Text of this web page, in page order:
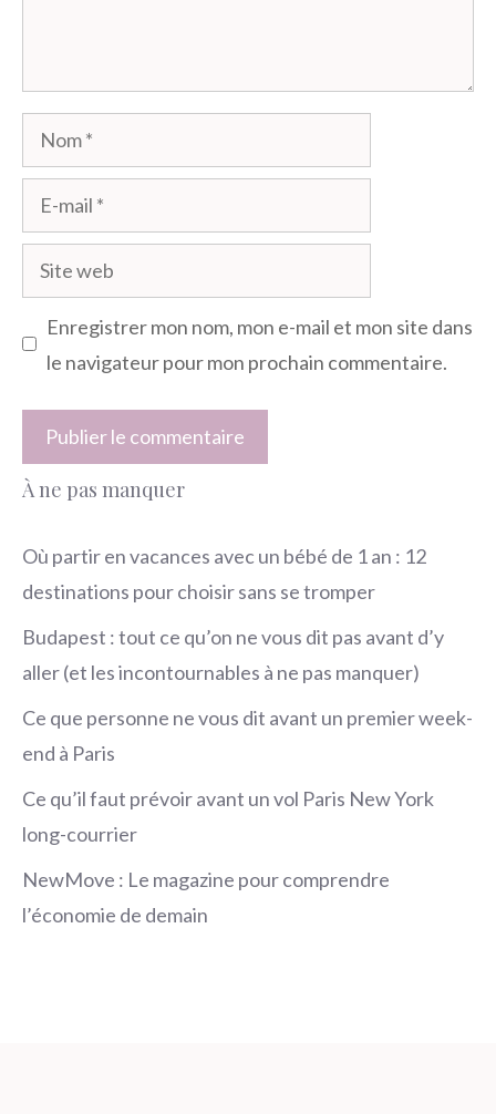
Nom
mail
Site
web
Enregistrer mon nom, mon e-mail et mon site dans
le navigateur pour mon prochain commentaire.
À ne pas manquer
Où partir en vacances avec un bébé de 1 an : 12
destinations pour choisir sans se tromper
Budapest : tout ce qu’on ne vous dit pas avant d’y
aller (et les incontournables à ne pas manquer)
Ce que personne ne vous dit avant un premier week-
end à Paris
Ce qu’il faut prévoir avant un vol Paris New York
long-courrier
NewMove : Le magazine pour comprendre
l’économie de demain